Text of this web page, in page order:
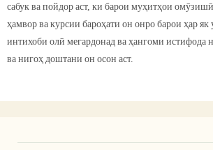
сабук ва пойдор аст, ки барои муҳитҳои
ҳамвор ва курсии бароҳати он онро барои ҳар
интихоби олӣ мегардонад ва ҳангоми истифода
ва нигоҳ доштани он осон аст.